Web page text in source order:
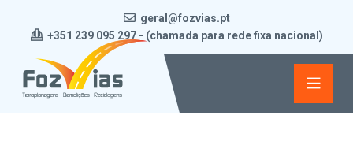
geral@fozvias.pt
+351 239 095 297 - (chamada para rede fixa nacional)